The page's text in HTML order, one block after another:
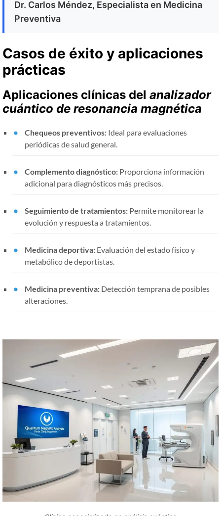
Dr. Carlos Méndez, Especialista en Medicina
Preventiva
Casos de éxito y aplicaciones
prácticas
Aplicaciones clínicas del analizador
cuántico de resonancia magnética
Chequeos preventivos: Ideal para evaluaciones
periódicas de salud general.
Complemento diagnóstico: Proporciona información
adicional para diagnósticos más precisos.
Seguimiento de tratamientos: Permite monitorear la
evolución y respuesta a tratamientos.
Medicina deportiva: Evaluación del estado físico y
metabólico de deportistas.
Medicina preventiva: Detección temprana de posibles
alteraciones.